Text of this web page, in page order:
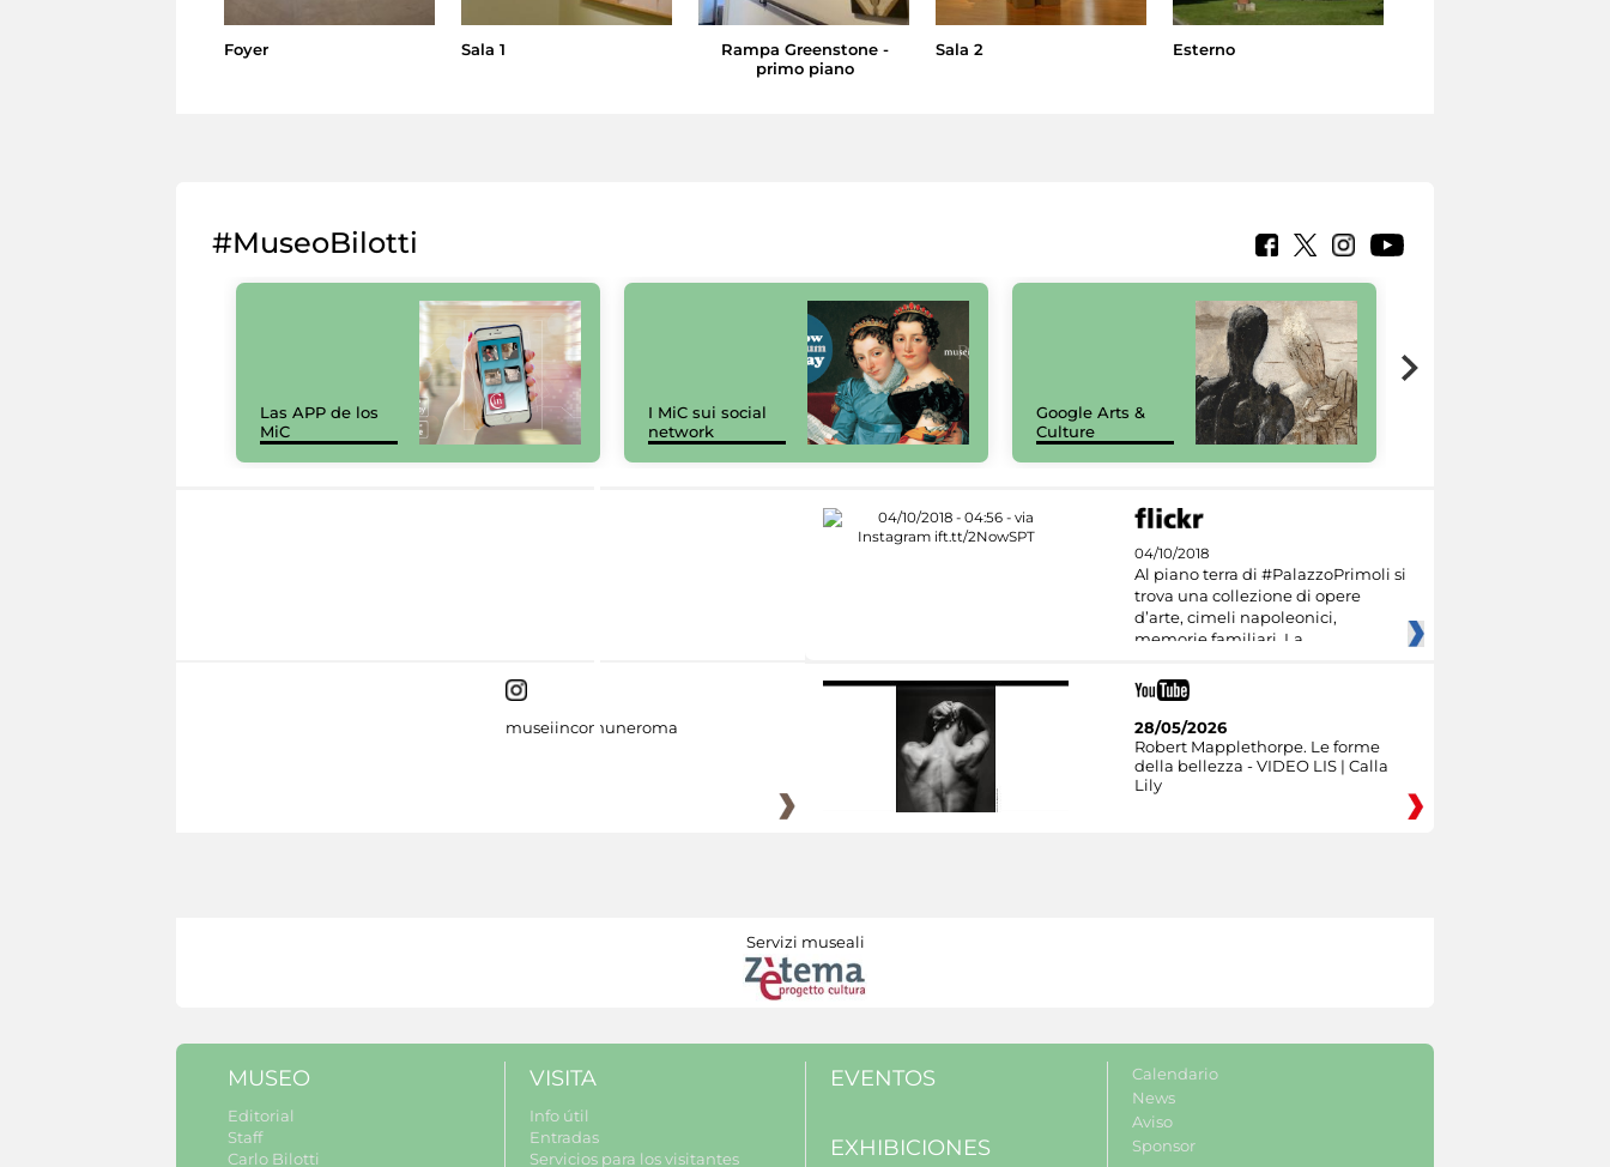
Foyer Sala 1
Rampa Greenstone -
primo piano
Sala 2 Esterno
#MuseoBilotti
Las APP de los
MiC
I MiC sui social
network
Google Arts &
Culture
04/10/2018
Al piano terra di #PalazzoPrimoli si
trova una collezione di opere
d’arte, cimeli napoleonici,
memorie familiari. La
museiincomuneroma
28/05/2026
Robert Mapplethorpe. Le forme
della bellezza - VIDEO LIS | Calla
Lily
Servizi museali
MUSEO
Editorial
Staff
Carlo Bilotti
VISITA
Info útil
Entradas
Servicios para los visitantes
EVENTOS
EXHIBICIONES
Calendario
News
Aviso
Sponsor